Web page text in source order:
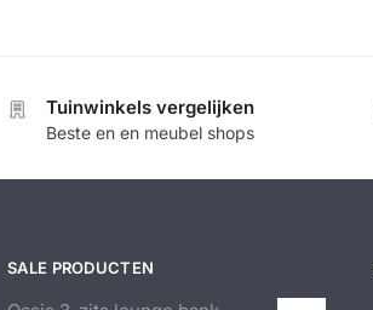
Tuinwinkels vergelijken
Beste en en meubel shops
SALE PRODUCTEN